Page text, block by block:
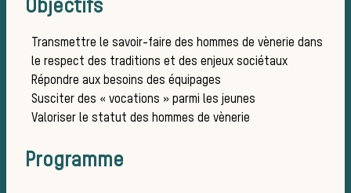
meute
Objectifs
Transmettre le savoir-faire des hommes de vènerie dans
le respect des traditions et des enjeux sociétaux
Répondre aux besoins des équipages
Susciter des « vocations » parmi les jeunes
Valoriser le statut des hommes de vènerie
Programme